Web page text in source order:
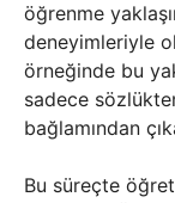
öğrenme
deneyimleriyle
örneğinde bu
sadece
bağlamından
Bu süreçte